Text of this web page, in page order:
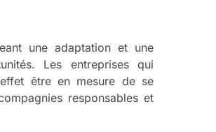
une adaptation et une
Les entreprises qui
être en mesure de se
responsables et